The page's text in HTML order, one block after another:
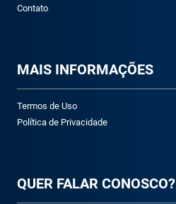
Contato
MAIS INFORMAÇÕES
Termos de Uso
Política de Privacidade
QUER FALAR CONOSCO?